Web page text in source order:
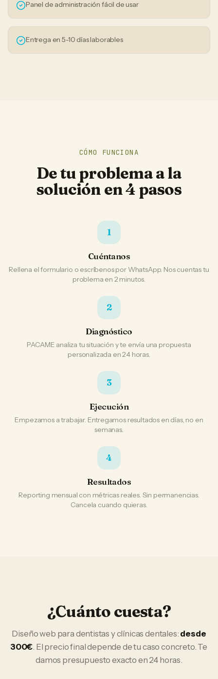
Panel de administración fácil de usar
Entrega en 5-10 días laborables
CÓMO FUNCIONA
De tu problema a la
solución en 4 pasos
1
Cuéntanos
Rellena el formulario o escríbenos por WhatsApp. Nos cuentas tu
problema en 2 minutos.
2
Diagnóstico
PACAME analiza tu situación y te envía una propuesta
personalizada en 24 horas.
3
Ejecución
Empezamos a trabajar. Entregamos resultados en días, no en
semanas.
4
Resultados
Reporting mensual con métricas reales. Sin permanencias.
Cancela cuando quieras.
¿Cuánto cuesta?
Diseño web paradentistas y clínicas dentales: desde
300€. El precio final depende de tu caso concreto. Te
damos presupuesto exacto en 24 horas.